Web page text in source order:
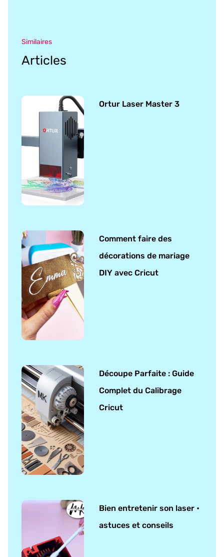
Similaires
Articles
Ortur Laser Master 3
Comment faire des
décorations de mariage
DIY avec Cricut
Découpe Parfaite : Guide
Complet du Calibrage
Cricut
Bien entretenir son laser •
astuces et conseils